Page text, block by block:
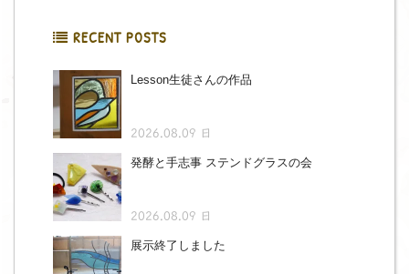
RECENT POSTS
Lesson生徒さんの作品
2026.08.09 日
発酵と手志事 ステンドグラスの会
2026.08.09 日
展示終了しました